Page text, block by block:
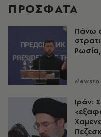
ΠΡΟΣΦΑΤΑ
Πάνω
Ρωσία,
Ιράν: